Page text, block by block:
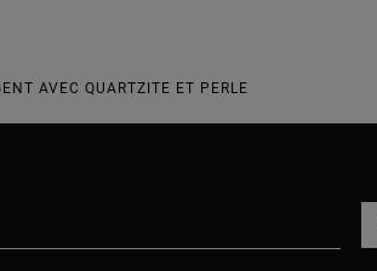
AVEC QUARTZITE ET PERLE